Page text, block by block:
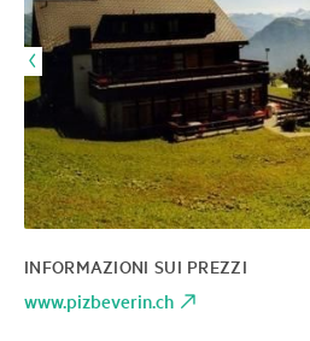
INFORMAZIONI SUI PREZZI
www.pizbeverin.ch